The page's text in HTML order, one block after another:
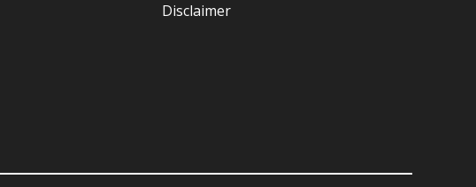
Disclaimer